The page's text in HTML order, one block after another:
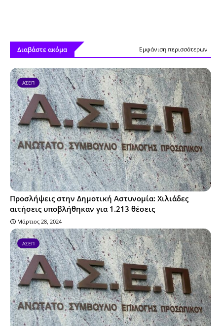
Διαβάστε ακόμα Εμφάνιση περισσότερων
ΑΣΕΠ
Προσλήψεις στην Δημοτική Αστυνομία: Χιλιάδες
αιτήσεις υποβλήθηκαν για 1.213 θέσεις
Μάρτιος 28, 2024
ΑΣΕΠ